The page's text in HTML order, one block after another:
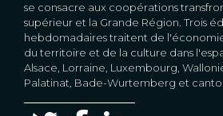
se consacre aux coopérations
supérieur et la Grande Région. Trois
hebdomadaires traitent de
du territoire et de la culture dans
Alsace, Lorraine, Luxembourg,
Palatinat, Bade-Wurtemberg et